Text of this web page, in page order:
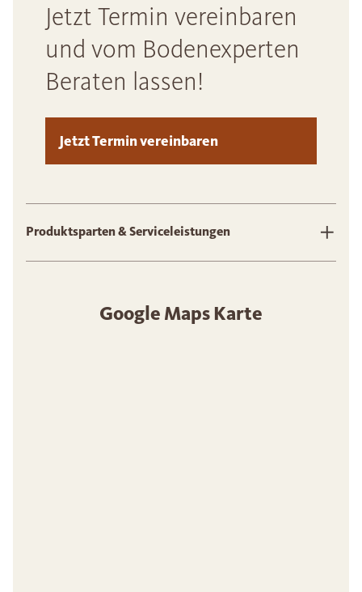
Jetzt Termin vereinbaren
und vom Bodenexperten
Beraten lassen!
Jetzt Termin vereinbaren
Produktsparten & Serviceleistungen
Google Maps Karte